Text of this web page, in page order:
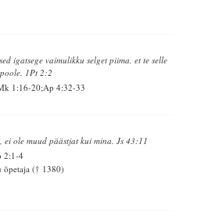
igatsege vaimulikku selget piima, et te selle
1Pt 2:2
1:16-20;Ap 4:32-33
ei ole muud päästjat kui mina. Js 43:11
2:1-4
õpetaja († 1380)